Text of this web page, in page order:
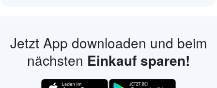
Jetzt App downloaden und beim
nächsten Einkauf sparen!